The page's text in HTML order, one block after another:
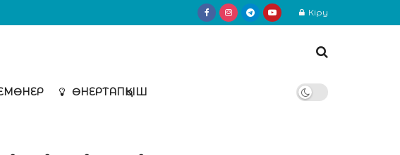
Кіру
ӨНЕРТАПҚЫШ